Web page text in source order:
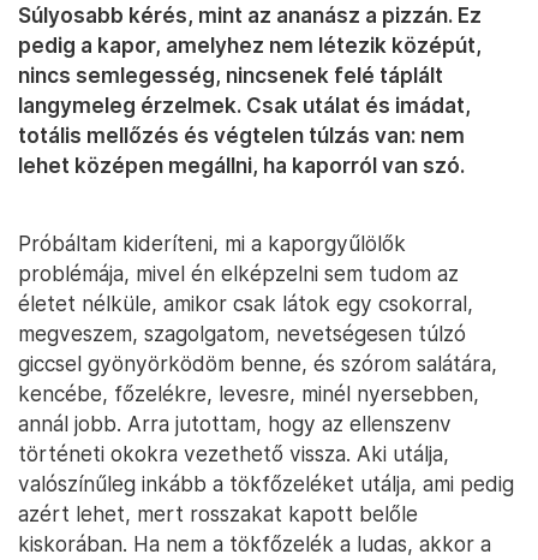
Súlyosabb kérés, mint az ananász a pizzán. Ez
pedig a kapor, amelyhez nem létezik középút,
nincs semlegesség, nincsenek felé táplált
langymeleg érzelmek. Csak utálat és imádat,
totális mellőzés és végtelen túlzás van: nem
lehet középen megállni, ha kaporról van szó.
Próbáltam kideríteni, mi a kaporgyűlölők
problémája, mivel én elképzelni sem tudom az
életet nélküle, amikor csak látok egy csokorral,
megveszem, szagolgatom, nevetségesen túlzó
giccsel gyönyörködöm benne, és szórom salátára,
kencébe, főzelékre, levesre, minél nyersebben,
annál jobb. Arra jutottam, hogy az ellenszenv
történeti okokra vezethető vissza. Aki utálja,
valószínűleg inkább a tökfőzeléket utálja, ami pedig
azért lehet, mert rosszakat kapott belőle
kiskorában. Ha nem a tökfőzelék a ludas, akkor a